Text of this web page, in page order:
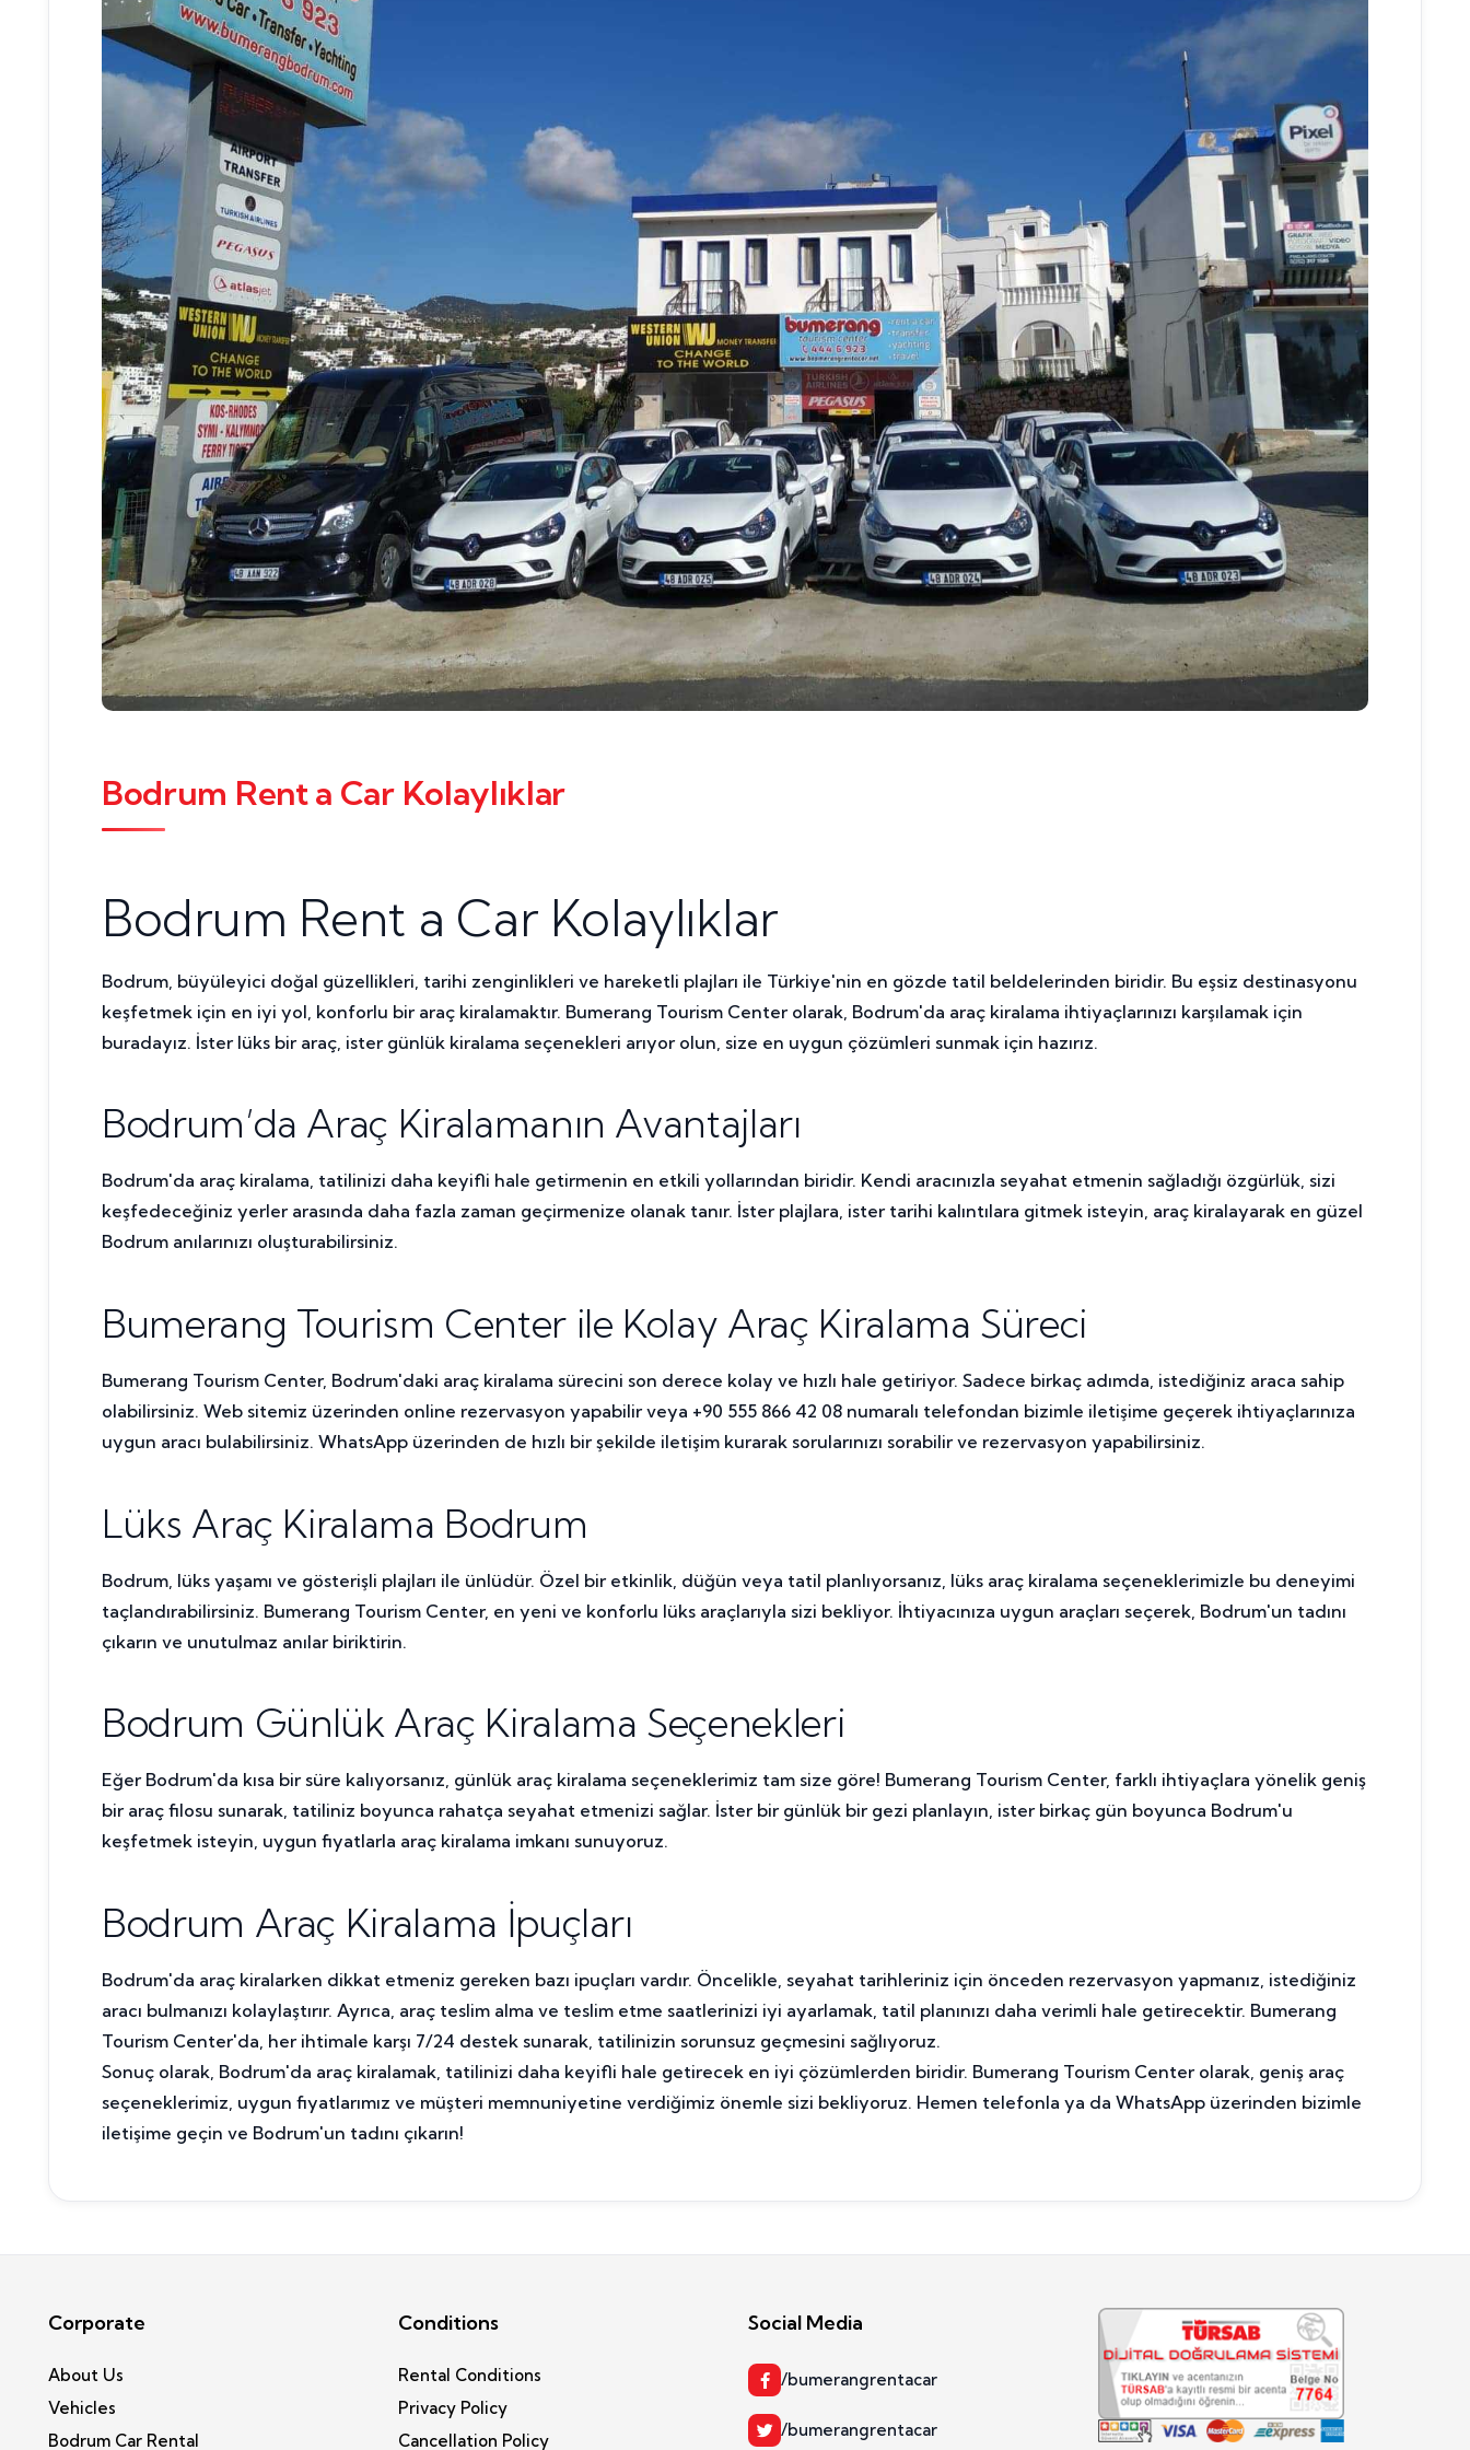
Bodrum Rent a Car Kolaylıklar
Bodrum Rent a Car Kolaylıklar
Bodrum, büyüleyici doğal güzellikleri, tarihi zenginlikleri ve hareketli plajları ile Türkiye'nin en gözde tatil beldelerinden biridir. Bu eşsiz destinasyonu
keşfetmek için en iyi yol, konforlu bir araç kiralamaktır. Bumerang Tourism Center olarak, Bodrum'da araç kiralama ihtiyaçlarınızı karşılamak için
buradayız. İster lüks bir araç, ister günlük kiralama seçenekleri arıyor olun, size en uygun çözümleri sunmak için hazırız.
Bodrum’da Araç Kiralamanın Avantajları
Bodrum'da araç kiralama, tatilinizi daha keyifli hale getirmenin en etkili yollarından biridir. Kendi aracınızla seyahat etmenin sağladığı özgürlük, sizi
keşfedeceğiniz yerler arasında daha fazla zaman geçirmenize olanak tanır. İster plajlara, ister tarihi kalıntılara gitmek isteyin, araç kiralayarak en güzel
Bodrum anılarınızı oluşturabilirsiniz.
Bumerang Tourism Center ile Kolay Araç Kiralama Süreci
Bumerang Tourism Center, Bodrum'daki araç kiralama sürecini son derece kolay ve hızlı hale getiriyor. Sadece birkaç adımda, istediğiniz araca sahip
olabilirsiniz. Web sitemiz üzerinden online rezervasyon yapabilir veya +90 555 866 42 08 numaralı telefondan bizimle iletişime geçerek ihtiyaçlarınıza
uygun aracı bulabilirsiniz. WhatsApp üzerinden de hızlı bir şekilde iletişim kurarak sorularınızı sorabilir ve rezervasyon yapabilirsiniz.
Lüks Araç Kiralama Bodrum
Bodrum, lüks yaşamı ve gösterişli plajları ile ünlüdür. Özel bir etkinlik, düğün veya tatil planlıyorsanız, lüks araç kiralama seçeneklerimizle bu deneyimi
taçlandırabilirsiniz. Bumerang Tourism Center, en yeni ve konforlu lüks araçlarıyla sizi bekliyor. İhtiyacınıza uygun araçları seçerek, Bodrum'un tadını
çıkarın ve unutulmaz anılar biriktirin.
Bodrum Günlük Araç Kiralama Seçenekleri
Eğer Bodrum'da kısa bir süre kalıyorsanız, günlük araç kiralama seçeneklerimiz tam size göre! Bumerang Tourism Center, farklı ihtiyaçlara yönelik geniş
bir araç filosu sunarak, tatiliniz boyunca rahatça seyahat etmenizi sağlar. İster bir günlük bir gezi planlayın, ister birkaç gün boyunca Bodrum'u
keşfetmek isteyin, uygun fiyatlarla araç kiralama imkanı sunuyoruz.
Bodrum Araç Kiralama İpuçları
Bodrum'da araç kiralarken dikkat etmeniz gereken bazı ipuçları vardır. Öncelikle, seyahat tarihleriniz için önceden rezervasyon yapmanız, istediğiniz
aracı bulmanızı kolaylaştırır. Ayrıca, araç teslim alma ve teslim etme saatlerinizi iyi ayarlamak, tatil planınızı daha verimli hale getirecektir. Bumerang
Tourism Center'da, her ihtimale karşı 7/24 destek sunarak, tatilinizin sorunsuz geçmesini sağlıyoruz.
Sonuç olarak, Bodrum'da araç kiralamak, tatilinizi daha keyifli hale getirecek en iyi çözümlerden biridir. Bumerang Tourism Center olarak, geniş araç
seçeneklerimiz, uygun fiyatlarımız ve müşteri memnuniyetine verdiğimiz önemle sizi bekliyoruz. Hemen telefonla ya da WhatsApp üzerinden bizimle
iletişime geçin ve Bodrum'un tadını çıkarın!
Corporate
About Us
Vehicles
Bodrum Car Rental
Conditions
Rental Conditions
Privacy Policy
Cancellation Policy
Social Media
/bumerangrentacar
/bumerangrentacar